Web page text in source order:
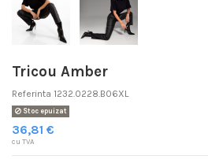
Tricou Amber
Referinta 1232.0228.B06XL
Stoc epuizat
36,81 €
cu TVA